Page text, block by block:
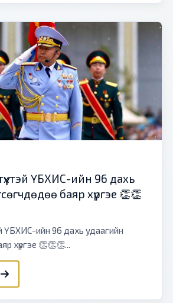
ҮБХИС-ийн 96 дахь
баяр хүргэе 👏👏
ҮБХИС-ийн 96 дахь удаагийн
хүргэе 👏👏👏...